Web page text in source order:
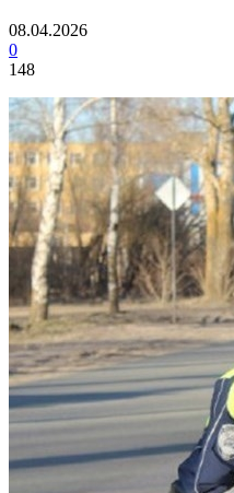
08.04.2026
0
148